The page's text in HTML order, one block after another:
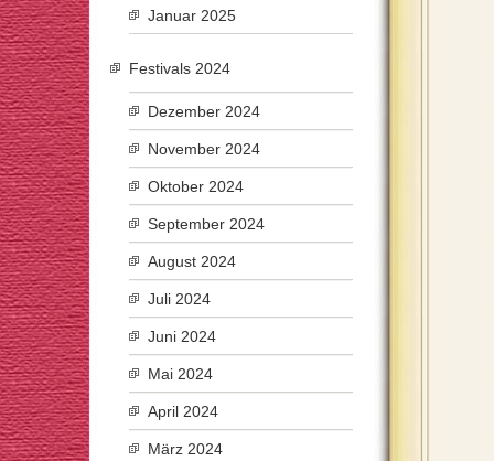
Januar 2025
Festivals 2024
Dezember 2024
November 2024
Oktober 2024
September 2024
August 2024
Juli 2024
Juni 2024
Mai 2024
April 2024
März 2024